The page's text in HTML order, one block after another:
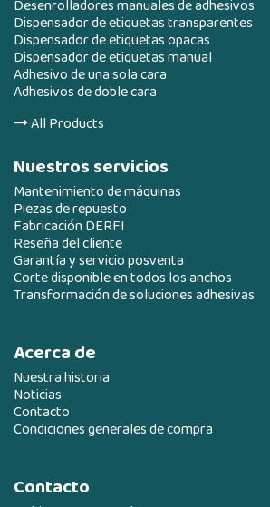
Desenrolladores manuales de adhesivos
Dispensador de etiquetas transparentes
Dispensador de etiquetas opacas
Dispensador de etiquetas manual
Adhesivo de una sola cara
Adhesivos de doble cara
All Products
Nuestros servicios
Mantenimiento de máquinas
Piezas de repuesto
Fabricación DERFI
Reseña del cliente
Garantía y servicio posventa
Corte disponible en todos los anchos
Transformación de soluciones adhesivas
Acerca de
Nuestra historia
Noticias
Contacto
Condiciones generales de compra
Contacto